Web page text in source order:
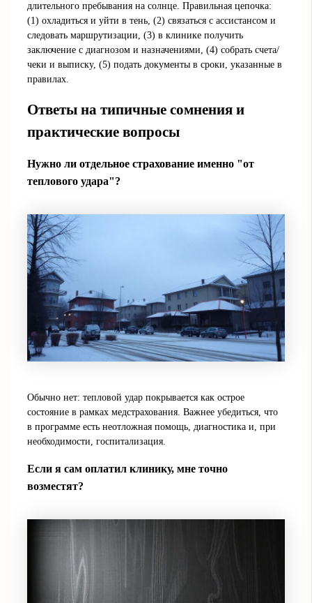
длительного пребывания на солнце. Правильная цепочка:
(1) охладиться и уйти в тень, (2) связаться с ассистансом и
следовать маршрутизации, (3) в клинике получить
заключение с диагнозом и назначениями, (4) собрать счета/
чеки и выписку, (5) подать документы в сроки, указанные в
правилах.
Ответы на типичные сомнения и
практические вопросы
Нужно ли отдельное страхование именно "от
теплового удара"?
Обычно нет: тепловой удар покрывается как острое
состояние в рамках медстрахования. Важнее убедиться, что
в программе есть неотложная помощь, диагностика и, при
необходимости, госпитализация.
Если я сам оплатил клинику, мне точно
возместят?